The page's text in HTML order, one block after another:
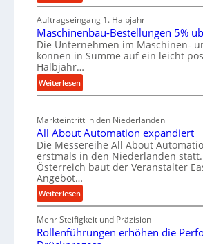
i
l
e
n
r
k
z
e
a
u
p
r
e
s
s
h
e
W
s
h
a
f
t
i
g
t
M
a
t
e
r
i
a
l
e
r
s
o
g
u
n
g
Auftragseingang 1. Halbjahr
Maschinenbau-Bestellungen 5%
Die Unternehmen im Maschinen-
können in Summe auf ein leicht
Halbjahr…
Weiterlesen:
M
s
c
h
i
n
e
n
a
u
Markteintritt in den Niederlanden
All About Automation expandiert
Die Messereihe All About
erstmals in den Niederlanden
Österreich baut der Veranstalter
Angebot…
Weiterlesen:
A
l
l
Mehr Steifigkeit und Präzision
Rollenführungen erhöhen die